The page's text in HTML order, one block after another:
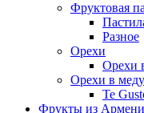
Фруктовая
Разное
Орехи
Орехи
Орехи в меду
Te
Фрукты из